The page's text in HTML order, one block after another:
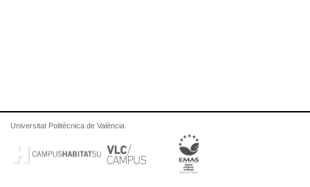
Universitat Politècnica de València